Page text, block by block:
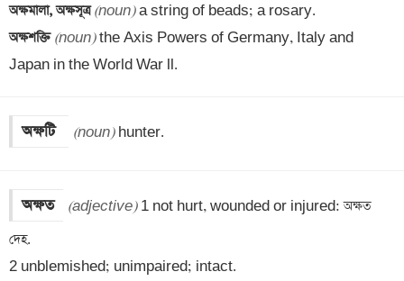
অক্ষমালা, অক্ষসূত্র (noun)
অক্ষশক্তি (noun) the Axis Powers of Germany, Italy and
Japan in the World War ll.
অক্ষটি (noun) hunter.
অক্ষত (adjective) 1 not hurt, wounded or injured: অক্ষত
দেহ.
2 unblemished; unimpaired; intact.